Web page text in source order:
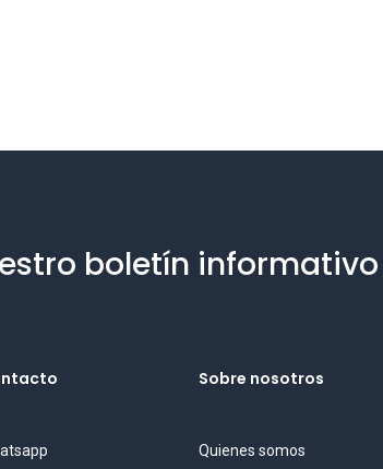
boletín informativo
Sobre nosotros
Quienes somos